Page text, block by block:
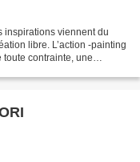
inspirations viennent du
libre. L’action -painting
contrainte, une